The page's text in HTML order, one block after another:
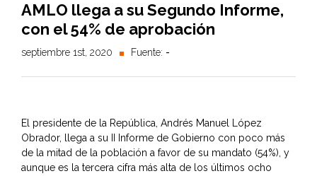
AMLO llega a su Segundo Informe,
con el 54% de aprobación
septiembre 1st, 2020 Fuente: -
El presidente de la República, Andrés Manuel López
Obrador, llega a su II Informe de Gobierno con poco más
de la mitad de la población a favor de su mandato (54%), y
aunque es la tercera cifra más alta de los últimos ocho